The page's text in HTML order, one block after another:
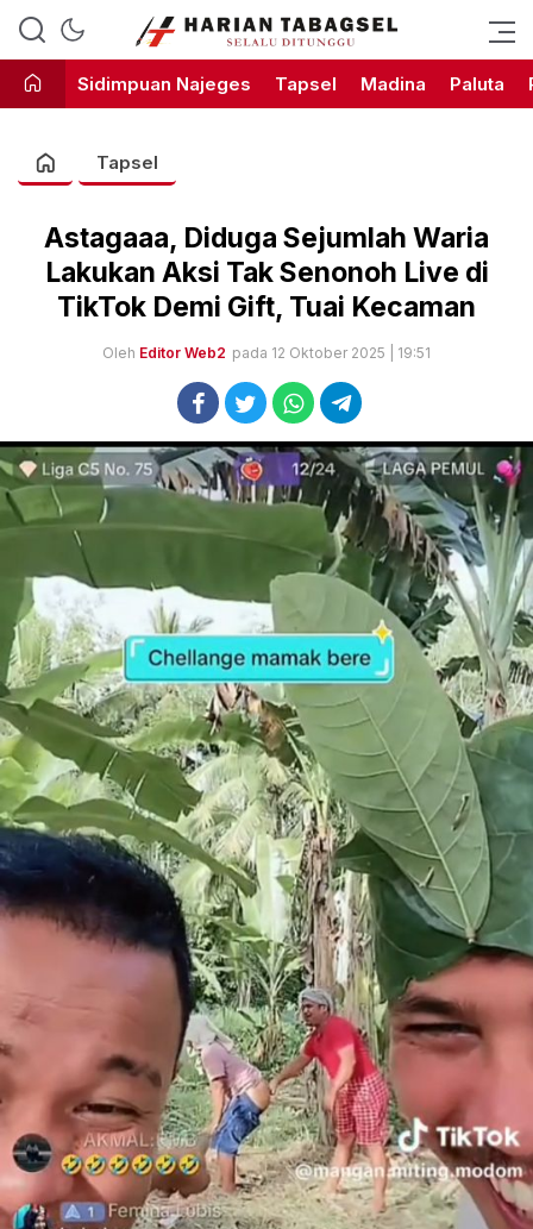
Harian Tabagsel
Harian Tabagsel Official Website
Sidimpuan Najeges
Tapsel Madina Paluta
Tapsel
Astagaaa, Diduga Sejumlah Waria
Lakukan Aksi Tak Senonoh Live di
TikTok Demi Gift, Tuai Kecaman
Oleh Editor Web2 pada 12 Oktober 2025 | 19:51